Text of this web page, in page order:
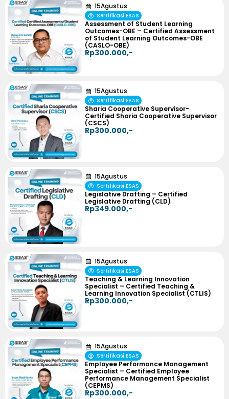
15Agustus
Sertifikasi ESAS
Assessment of Student Learning
Outcomes-OBE – Certified Assessment
of Student Learning Outcomes-OBE
(CASLO-OBE)
Rp300.000,-
15Agustus
Sertifikasi ESAS
Sharia Cooperative Supervisor-
Certified Sharia Cooperative Supervisor
(CSCS)
Rp300.000,-
15Agustus
Sertifikasi ESAS
Legislative Drafting – Certified
Legislative Drafting (CLD)
Rp349.000,-
15Agustus
Sertifikasi ESAS
Teaching & Learning Innovation
Specialist – Certified Teaching &
Learning Innovation Specialist (CTLIS)
Rp300.000,-
15Agustus
Sertifikasi ESAS
Employee Performance Management
Specialist – Certified Employee
Performance Management Specialist
(CEPMS)
Rp300.000,-